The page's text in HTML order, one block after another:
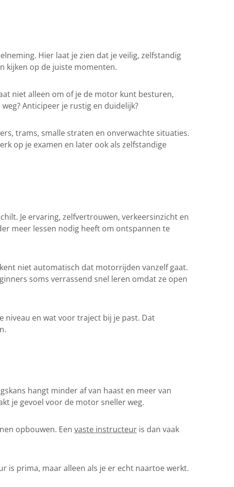
Hier laat je zien dat je veilig, zelfstandig
kijken op de juiste momenten.
niet alleen om of je de motor kunt besturen,
Anticipeer je rustig en duidelijk?
trams, smalle straten en onverwachte situaties.
op je examen en later ook als zelfstandige
Je ervaring, zelfvertrouwen, verkeersinzicht en
meer lessen nodig heeft om ontspannen te
niet automatisch dat motorrijden vanzelf gaat.
soms verrassend snel leren omdat ze open
niveau en wat voor traject bij je past. Dat
hangt minder af van haast en meer van
je gevoel voor de motor sneller weg.
opbouwen. Een vaste instructeuris dan vaak
is prima, maar alleen als je er echt naartoe werkt.